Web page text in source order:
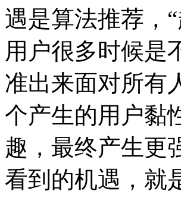
遇是算法推荐，
用户很多时候是
准出来面对所有
个产生的用户黏
趣，最终产生更
看到的机遇，就